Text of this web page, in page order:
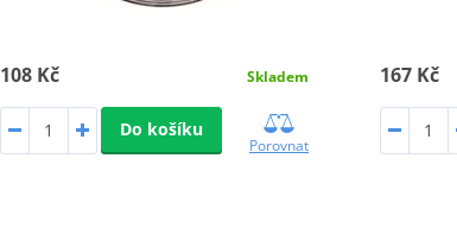
108 Kč Skladem
Do košíku
Porovnat
167 Kč